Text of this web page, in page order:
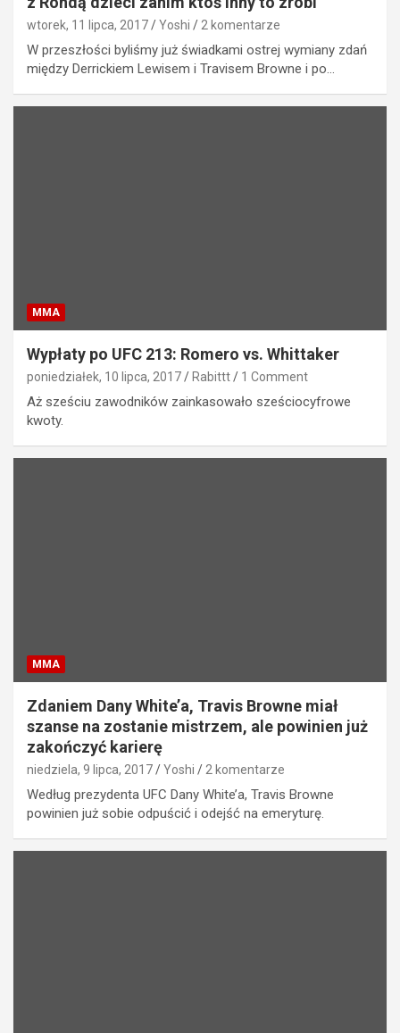
wtorek, 11 lipca, 2017 Yoshi 2 komentarze
W przeszłości byliśmy już świadkami ostrej wymiany zdań
między Derrickiem Lewisem i Travisem Browne i po…
MMA
Wypłaty po UFC 213: Romero vs. Whittaker
poniedziałek, 10 lipca, 2017 Rabittt 1 Comment
Aż sześciu zawodników zainkasowało sześciocyfrowe
kwoty.
MMA
Zdaniem Dany White’a, Travis Browne miał
szanse na zostanie mistrzem, ale powinien już
zakończyć karierę
niedziela, 9 lipca, 2017 Yoshi 2 komentarze
Według prezydenta UFC Dany White’a, Travis Browne
powinien już sobie odpuścić i odejść na emeryturę.